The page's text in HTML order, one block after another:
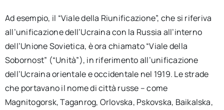
Ad esempio, il “Viale della Riunificazione”, che si riferiva
all’unificazione dell’Ucraina con la Russia all’interno
dell’Unione Sovietica, è ora chiamato “Viale della
Sobornost” (“Unità”), in riferimento all’unificazione
dell’Ucraina orientale e occidentale nel 1919. Le strade
che portavano il nome di città russe – come
Magnitogorsk, Taganrog, Orlovska, Pskovska, Baikalska,